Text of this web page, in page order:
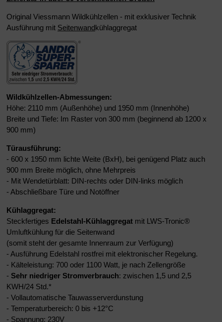
Original Viessmann Wildkühlzellen - mit exklusiver Technik
Ausführung mit Seitenwandkühlaggregat
Wildkühlzellen-Abmessungen:
Höhe: 2110 mm (Außenhöhe) und 1950 mm (Innenhöhe)
Breite und Tiefe: Im Raster von 300 mm (beginnend ab 1200 x
900 mm)
Türausführung:
- 600 x 1950 mm lichte Weite (BxH), bei genügend Platz auch
900 mm Breite möglich, ohne Mehrpreis
- Mit Wendetürblatt: DIN-rechts oder DIN-links möglich
- Abschließbare Türe und Notöffner
Kühlaggregat:
Steckfertiges Edelstahl-Kühlaggregat mit LWS-Tronic®
Umluftkühlung für die Seitenwand
(somit steht der gesamte Innenraum zur Verfügung)
- Ausführung Edelstahl rostfrei mit elektronischer Regelung.
- Kälteleistung: 700 oder 1100 Watt, je nach Zellengröße
- Sehr niedriger Stromverbrauch: zwischen 1,5 und 2,5
KWH/24 Std.*
- Vollautomatische Tauwasserverdunstung
- Temperaturbereich: 0 bis +12°C
- Spannung: 230V